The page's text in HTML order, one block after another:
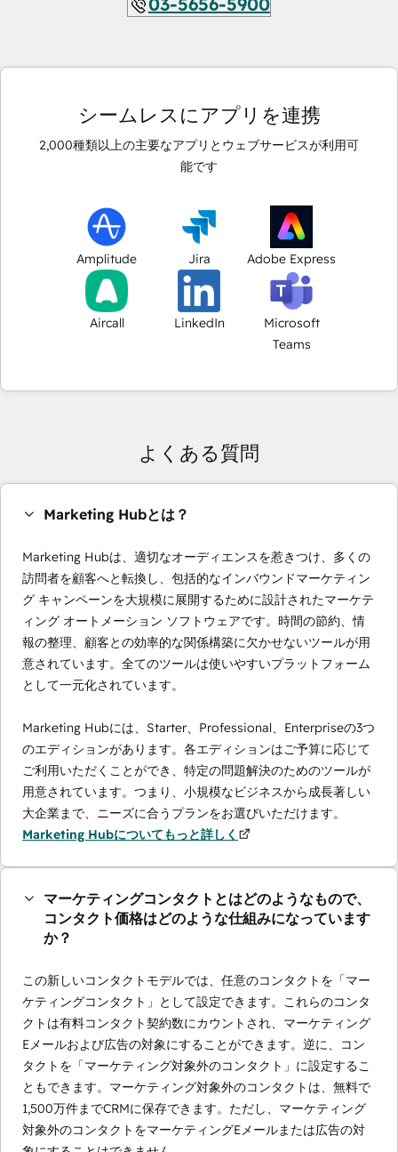
シームレスにアプリを連携
2,000種類以上の主要なアプリとウェブサービスが利用可
能です
Amplitude Jira Adobe Express
Aircall LinkedIn
Microsoft
Teams
よくある質問
Marketing Hubとは？
Marketing Hubは、適切なオーディエンスを惹きつけ、多くの
訪問者を顧客へと転換し、包括的なインバウンドマーケティン
グ キャンペーンを大規模に展開するために設計されたマーケテ
ィング オートメーション ソフトウェアです。時間の節約、情
報の整理、顧客との効率的な関係構築に欠かせないツールが用
意されています。全てのツールは使いやすいプラットフォーム
として一元化されています。
Marketing Hubには、Starter、Professional、Enterpriseの3つ
のエディションがあります。各エディションはご予算に応じて
ご利用いただくことができ、特定の問題解決のためのツールが
用意されています。つまり、小規模なビジネスから成長著しい
大企業まで、ニーズに合うプランをお選びいただけます。
Marketing Hubについてもっと詳しく
マーケティングコンタクトとはどのようなもので、
コンタクト価格はどのような仕組みになっています
か？
この新しいコンタクトモデルでは、任意のコンタクトを「マー
ケティングコンタクト」として設定できます。これらのコンタ
クトは有料コンタクト契約数にカウントされ、マーケティング
Eメールおよび広告の対象にすることができます。逆に、コン
タクトを「マーケティング対象外のコンタクト」に設定するこ
ともできます。マーケティング対象外のコンタクトは、無料で
1,500万件までCRMに保存できます。ただし、マーケティング
対象外のコンタクトをマーケティングEメールまたは広告の対